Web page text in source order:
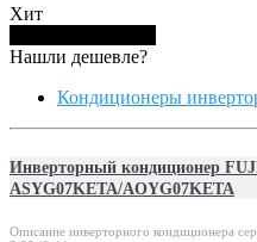
Хит
Нашли дешевле?
Кондиционеры
Инверторный кондиционер
ASYG07KETA/AOYG07KETA
Описание инверторного кондиционера